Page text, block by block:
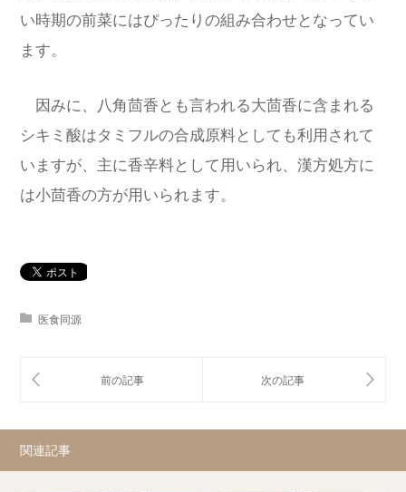
い時期の前菜にはぴったりの組み合わせとなってい
ます。
因みに、八角茴香とも言われる大茴香に含まれる
シキミ酸はタミフルの合成原料としても利用されて
いますが、主に香辛料として用いられ、漢方処方に
は小茴香の方が用いられます。
医食同源
関連記事